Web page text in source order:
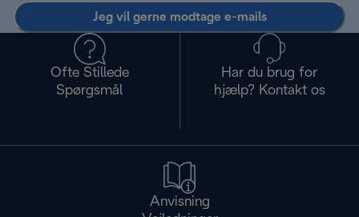
Jeg vil gerne modtage e-mails
Ofte Stillede
Spørgsmål
Har du brug for
hjælp? Kontakt os
Anvisning